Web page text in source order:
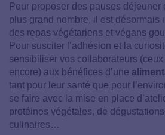
Pour proposer des pauses déjeuner
plus grand nombre, il est désormais
des repas végétariens et végans
Pour susciter l’adhésion et la
sensibiliser vos collaborateurs
encore) aux bénéfices d’une
tant pour leur santé que pour
se faire avec la mise en place
protéines végétales, de
culinaires…